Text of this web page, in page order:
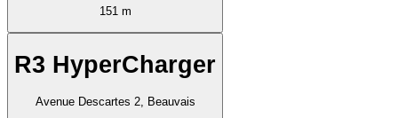
151 m
R3 HyperCharger
Avenue Descartes 2, Beauvais